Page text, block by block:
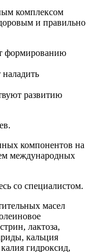
комплексом
и правильно
формированию
развитию
компонентов на
международных
со специалистом.
масел
лактоза,
кальция
гидроксид,